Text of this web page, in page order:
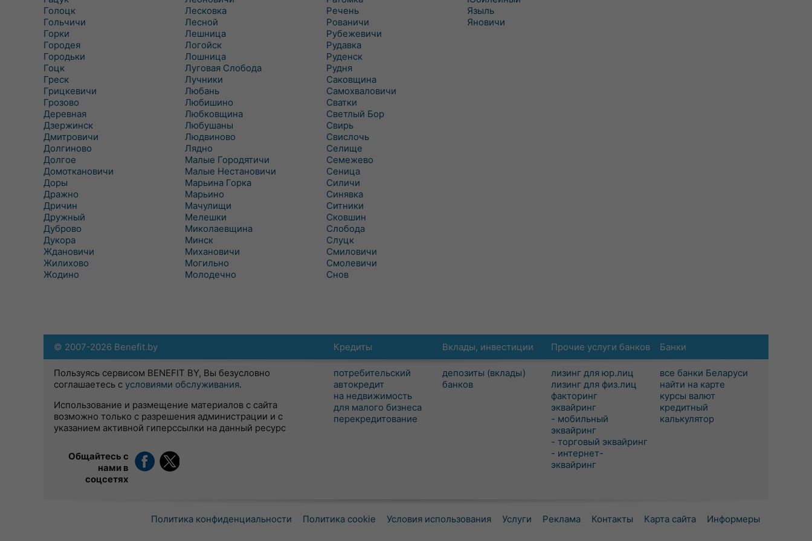
Голоцк
Гольчичи
Горки
Городея
Городьки
Гоцк
Греск
Грицкевичи
Грозово
Деревная
Дзержинск
Дмитровичи
Долгиново
Долгое
Домоткановичи
Доры
Дражно
Дричин
Дружный
Дуброво
Дукора
Ждановичи
Жилихово
Жодино
Лесковка
Лесной
Лешница
Логойск
Лошница
Луговая Слобода
Лучники
Любань
Любишино
Любковщина
Любушаны
Людвиново
Лядно
Малые Городятичи
Малые Нестановичи
Марьина Горка
Марьино
Мачулищи
Мелешки
Миколаевщина
Минск
Михановичи
Могильно
Молодечно
Речень
Рованичи
Рубежевичи
Рудавка
Руденск
Рудня
Саковщина
Самохваловичи
Сватки
Светлый Бор
Свирь
Свислочь
Селище
Семежево
Сеница
Силичи
Синявка
Ситники
Сковшин
Слобода
Слуцк
Смиловичи
Смолевичи
Снов
Языль
Яновичи
Кредиты
потребительский
автокредит
на недвижимость
для малого бизнеса
перекредитование
Вклады, инвестиции
депозиты (вклады)
банков
Прочие услуги банков
лизинг для юр.лиц
лизинг для физ.лиц
факторинг
эквайринг
- мобильный
эквайринг
- торговый эквайринг
- интернет-
эквайринг
Банки
все банки Беларуси
найти на карте
курсы валют
кредитный
калькулятор
© 2007-2026 Benefit.by
Пользуясь сервисом BENEFIT BY, Вы безусловно
соглашаетесь с условиями обслуживания.
Использование и размещение материалов с сайта
возможно только с разрешения администрации и с
указанием активной гиперссылки на данный ресурс
Общайтесь с
нами в
соцсетях
Политика конфиденциальности Политика cookie Условия использования Услуги Реклама Контакты Карта сайта Информеры